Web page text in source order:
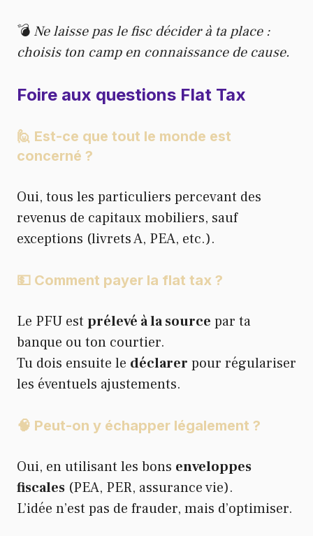
💣 Ne laisse pas le fisc décider à ta place :
choisis ton camp en connaissance de cause.
Foire aux questions Flat Tax
🙋 Est-ce que tout le monde est
concerné ?
Oui, tous les particuliers percevant des
revenus de capitaux mobiliers, sauf
exceptions (livrets A, PEA, etc.).
💵 Comment payer la flat tax ?
Le PFU est prélevé à la source par ta
banque ou ton courtier.
Tu dois ensuite le déclarer pour régulariser
les éventuels ajustements.
🧠 Peut-on y échapper légalement ?
Oui, en utilisant les bons enveloppes
fiscales (PEA, PER, assurance vie).
L’idée n’est pas de frauder, mais d’optimiser.